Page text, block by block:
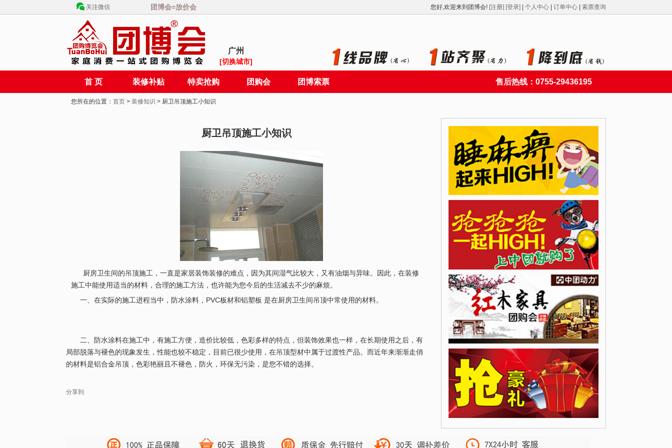
关注微信 团博会=放价会 您好,欢迎来到团博会! [注册] [登录] 个人中心 订单中心 索票查询
广州
[切换城市]
首 页 装修补贴 特卖抢购 团购会 团博索票 售后热线：0755-29436195
您所在的位置： 首页 > 装修知识 > 厨卫吊顶施工小知识
厨卫吊顶施工小知识
厨房卫生间的吊顶施工，一直是家居装饰装修的难点，因为其间湿气比较大，又有油烟与异味。因此，在装修
施工中能使用适当的材料，合理的施工方法，也许能为您今后的生活减去不少的麻烦。
一、在实际的施工进程当中，防水涂料，PVC板材和铝塑板 是在厨房卫生间吊顶中常使用的材料。
二、防水涂料在施工中，有施工方便，造价比较低，色彩多样的特点，但装饰效果也一样，在长期使用之后，有
局部脱落与褪色的现象发生，性能也较不稳定，目前已很少使用，在吊顶型材中属于过渡性产品。而近年来渐渐走俏
的材料是铝合金吊顶，色彩艳丽且不褪色，防火，环保无污染，是您不错的选择。
分享到